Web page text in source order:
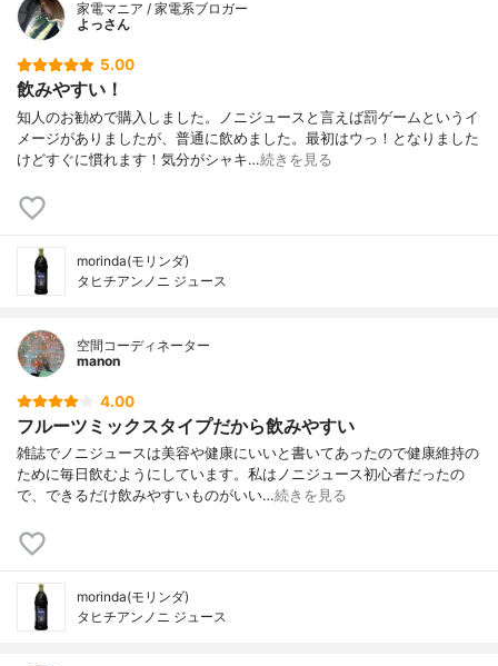
家電マニア / 家電系ブロガー
よっさん
5.00
飲みやすい！
知人のお勧めで購入しました。ノニジュースと言えば罰ゲームというイ
メージがありましたが、普通に飲めました。最初はウっ！となりました
けどすぐに慣れます！気分がシャキ…続きを見る
morinda(モリンダ)
タヒチアンノニ ジュース
空間コーディネーター
manon
4.00
フルーツミックスタイプだから飲みやすい
雑誌でノニジュースは美容や健康にいいと書いてあったので健康維持の
ために毎日飲むようにしています。私はノニジュース初心者だったの
で、できるだけ飲みやすいものがいい…続きを見る
morinda(モリンダ)
タヒチアンノニ ジュース